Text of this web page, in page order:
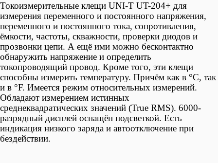
Токоизмерительные клещи UNI-T UT-204+ для
измерения переменного и постоянного напряжения,
переменного и постоянного тока, сопротивления,
ёмкости, частоты, скважности, проверки диодов и
прозвонки цепи. А ещё ими можно бесконтактно
обнаружить напряжение и определить
токопроводящий провод. Кроме того, эти клещи
способны измерить температуру. Причём как в °С, так
и в °F. Имеется режим относительных измерений.
Обладают измерением истинных
среднеквадратических значений (True RMS). 6000-
разрядный дисплей оснащён подсветкой. Есть
индикация низкого заряда и автоотключение при
бездействии.